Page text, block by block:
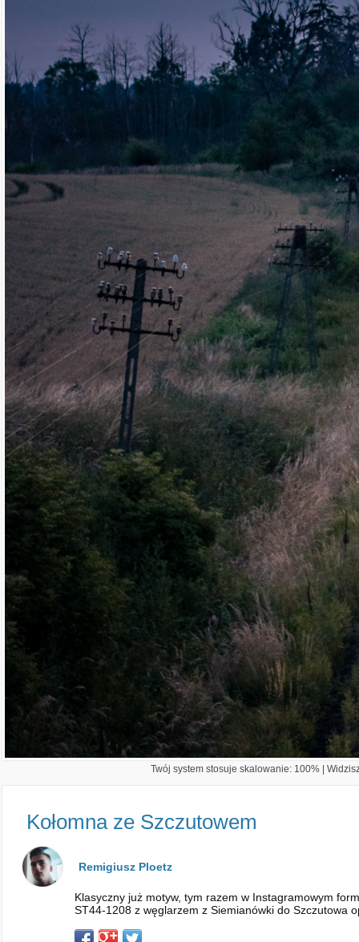
Twój system stosuje skalowanie: 100% |
Kołomna ze Szczutowem
Remigiusz Ploetz
Klasyczny już motyw, tym razem w Instagramowym
ST44-1208 z węglarzem z Siemianówki do Szczutowa